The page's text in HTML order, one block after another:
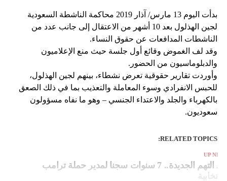
بدأت اليوم 13 مارس/ آذار 2019 محاكمة الناشطة السعودية
لجين الهذلول بعد 10 أشهر من الاعتقال إلى جانب عدد من
الناشطات المدافعات عن حقوق النساء.
وقد لف الغموض وقائع أول جلسة حيث منع الإعلاميون
والدبلوماسيون من الحضور.
وأوردت تقارير حقوقية تعرض نشطاء، بينهم لجين الهذلول،
للحبس الانفرادي وسوء المعاملة والتعذيب بما في ذلك الصعق
بالكهرباء والجلد والاعتداء الجنسي – وهو ما نفاه مسؤولون
سعوديون.
RELATED TOPICS:
UP
بعد التهم الجديدة.. 7 سنوات سجنا لمدير حملة ترامب